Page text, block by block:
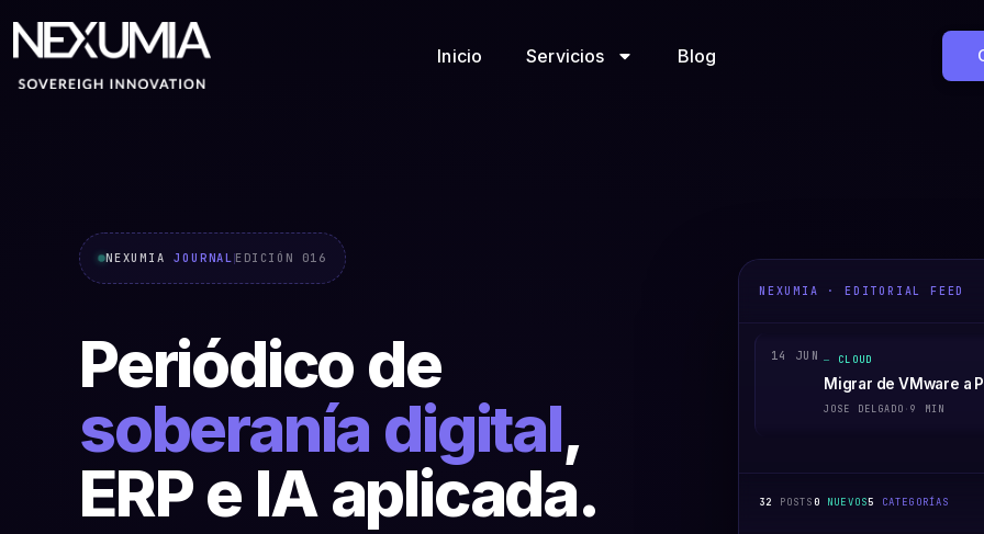
Inicio Servicios Blog
NEXUMIAJOURNALEDICIÓN 016
Periódico de
soberanía digital,
ERP e IA aplicada.
NEXUMIA · EDITORIAL FEED
14 JUN CLOUD
Migrar de VMware a
JOSE DELGADO ·9 MIN
32 POSTS0 NUEVOS5 CATEGORÍAS